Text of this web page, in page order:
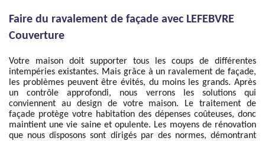
Faire du ravalement de façade avec LEFEBVRE
Couverture
Votre maison doit supporter tous les coups de différentes
intempéries existantes. Mais grâce à un ravalement de façade,
les problèmes peuvent être évités, du moins les grands. Après
un contrôle approfondi, nous verrons les solutions qui
conviennent au design de votre maison. Le traitement de
façade protège votre habitation des dépenses coûteuses, donc
maintient une vie saine et opulente. Les moyens de rénovation
que nous disposons sont dirigés par des normes, démontrant